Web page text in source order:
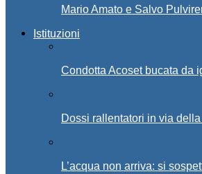
Mario Amato e Salvo
Istituzioni
Condotta Acoset bucata da
Dossi rallentatori in via
L’acqua non arriva: si